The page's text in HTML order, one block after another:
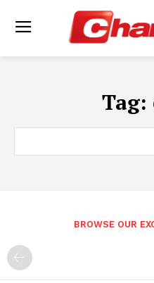
Tag:
BROWSE OUR